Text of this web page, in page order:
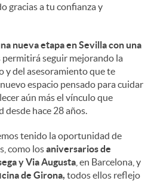
gracias a tu confianza y
nueva etapa en Sevilla con una
permitirá seguir mejorando la
y del asesoramiento que te
espacio pensado para cuidar
aún más el vínculo que
desde hace 28 años.
tenido la oportunidad de
como losaniversarios de
y Via Augusta , en Barcelona, y
de Girona, todos ellos reflejo